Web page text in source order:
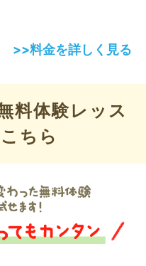
>>料金を詳しく見る
料体験レッス
ちら